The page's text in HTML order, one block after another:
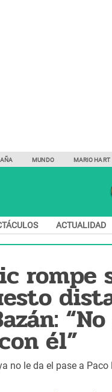
MUNDO MARIO HART
ACTUALIDAD
rompe
él”
no le da el pase a